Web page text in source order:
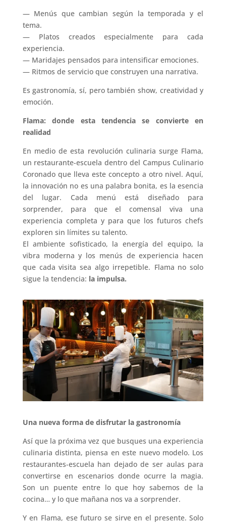
— Menús que cambian según la temporada y el
tema.
— Platos creados especialmente para cada
experiencia.
— Maridajes pensados para intensificar emociones.
— Ritmos de servicio que construyen una narrativa.
Es gastronomía, sí, pero también show, creatividad y
emoción.
Flama: donde esta tendencia se convierte en
realidad
En medio de esta revolución culinaria surge Flama,
un restaurante-escuela dentro del Campus Culinario
Coronado que lleva este concepto a otro nivel. Aquí,
la innovación no es una palabra bonita, es la esencia
del lugar. Cada menú está diseñado para
sorprender, para que el comensal viva una
experiencia completa y para que los futuros chefs
exploren sin límites su talento.
El ambiente sofisticado, la energía del equipo, la
vibra moderna y los menús de experiencia hacen
que cada visita sea algo irrepetible. Flama no solo
sigue la tendencia: la impulsa.
Una nueva forma de disfrutar la gastronomía
Así que la próxima vez que busques una experiencia
culinaria distinta, piensa en este nuevo modelo. Los
restaurantes-escuela han dejado de ser aulas para
convertirse en escenarios donde ocurre la magia.
Son un puente entre lo que hoy sabemos de la
cocina… y lo que mañana nos va a sorprender.
Y en Flama, ese futuro se sirve en el presente. Solo